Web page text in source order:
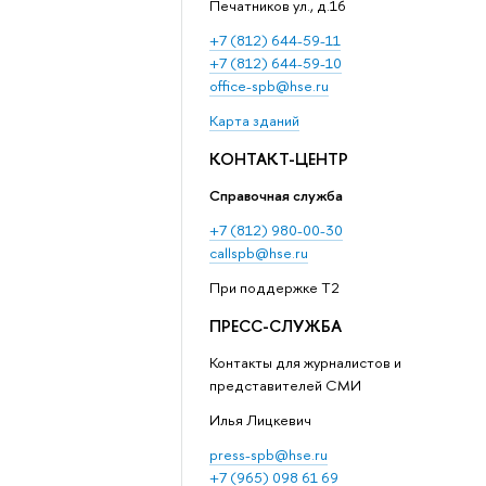
Печатников ул., д.16
+7 (812) 644-59-11
+7 (812) 644-59-10
office-spb@hse.ru
Карта зданий
КОНТАКТ-ЦЕНТР
Справочная служба
+7 (812) 980-00-30
callspb@hse.ru
При поддержке T2
ПРЕСС-СЛУЖБА
Контакты для журналистов и
представителей СМИ
Илья Лицкевич
press-spb@hse.ru
+7 (965) 098 61 69